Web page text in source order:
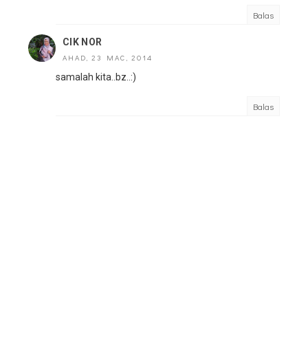
Balas
CIK NOR
AHAD, 23 MAC, 2014
samalah kita..bz..:)
Balas